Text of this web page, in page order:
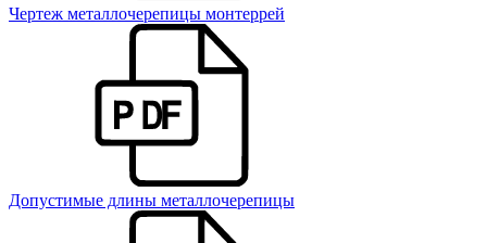
Чертеж металлочерепицы монтеррей
Допустимые длины металлочерепицы